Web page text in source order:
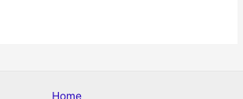
Home